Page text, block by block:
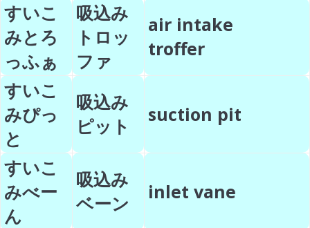
すいこ
みとろ
っふぁ
吸込み
トロッ
ファ
air intake
troffer
すいこ
みぴっ
と
吸込み
ピット
suction pit
すいこ
みべー
ん
吸込み
ベーン
inlet vane